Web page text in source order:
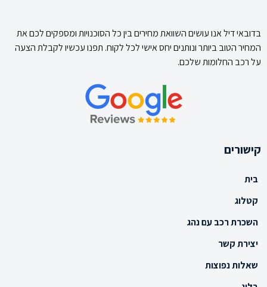
בדובאי דיל אנו עושים השוואת מחירים בין כל הסוכנויות ומספקים לכם את
המחיר הטוב ביותר ונותנים יחס אישי לכל לקוח. תפנו עכשיו לקבלת הצעה
על רכב החלומות שלכם.
קישורים
בית
קטלוג
השכרת רכב עם נהג
יצירת קשר
שאלות נפוצות